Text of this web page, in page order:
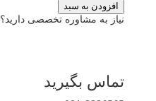
افزودن به سبد
نیاز به مشاوره تخصصی دارید؟
تماس بگیرید